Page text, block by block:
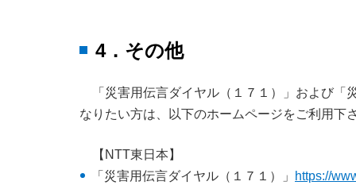
4．その他
「災害用伝言ダイヤル（１７１）」および
なりたい方は、以下のホームページをご利用下
【NTT東日本】
「災害用伝言ダイヤル（１７１）」
https://